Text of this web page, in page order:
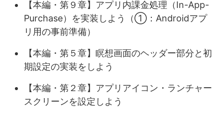
【本編・第９章】アプリ内課金処理（In-App-
Purchase）を実装しよう（①：Androidアプ
リ用の事前準備）
【本編・第５章】瞑想画面のヘッダー部分と初
期設定の実装をしよう
【本編・第２章】アプリアイコン・ランチャー
スクリーンを設定しよう